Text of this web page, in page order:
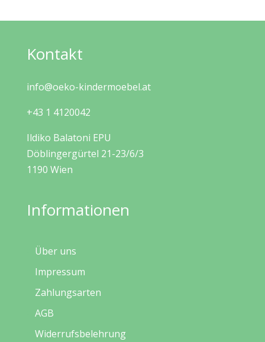
Kontakt
info@oeko-kindermoebel.at
+43 1 4120042
Ildiko Balatoni EPU
Döblingergürtel 21-23/6/3
1190 Wien
Informationen
Über uns
Impressum
Zahlungsarten
AGB
Widerrufsbelehrung